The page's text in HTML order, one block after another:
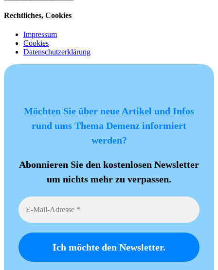
Rechtliches, Cookies
Impressum
Cookies
Datenschutzerklärung
Möchten Sie über neue Artikel und Infos
rund ums Thema Demenz informiert
werden?
Abonnieren Sie den kostenlosen Newsletter
um nichts mehr zu verpassen.